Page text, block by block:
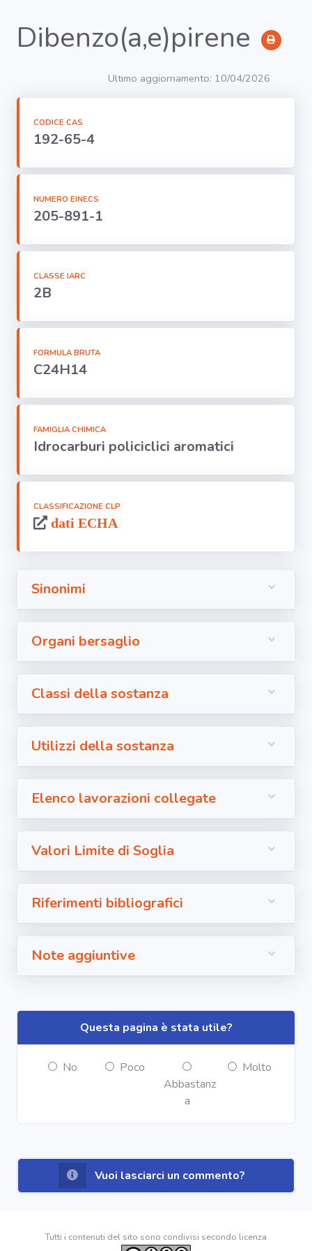
Agenti
Lavorazioni
bersaglio
Visualizza
infografica
Home
Dibenzo(a,e)pirene
Ultimo aggiornamento: 10/04/2026
CODICE CAS
192-65-4
NUMERO EINECS
205-891-1
CLASSE IARC
2B
FORMULA BRUTA
C24H14
FAMIGLIA CHIMICA
Idrocarburi policiclici aromatici
CLASSIFICAZIONE CLP
dati ECHA
Sinonimi
Organi bersaglio
Classi della sostanza
Utilizzi della sostanza
Elenco lavorazioni collegate
Valori Limite di Soglia
Riferimenti bibliografici
Note aggiuntive
Questa pagina è stata utile?
No
Poco
Abbastanz
a
Molto
Vuoi lasciarci un commento?
Tutti i contenuti del sito sono condivisi secondo licenza